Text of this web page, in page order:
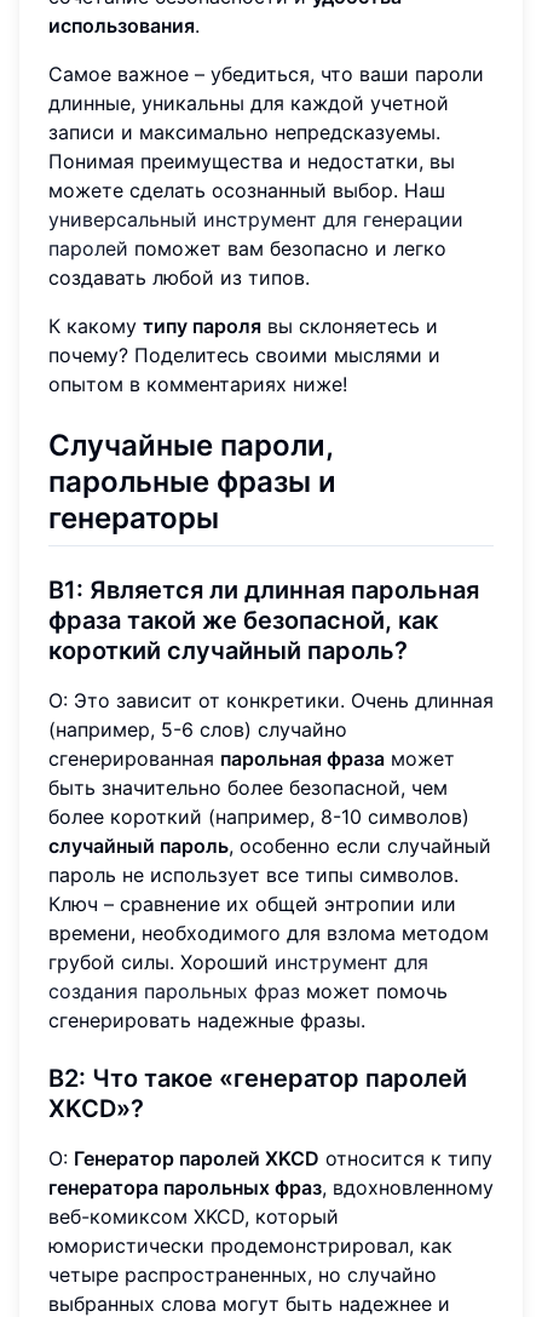
использования.
Самое важное – убедиться, что ваши пароли
длинные, уникальны для каждой учетной
записи и максимально непредсказуемы.
Понимая преимущества и недостатки, вы
можете сделать осознанный выбор. Наш
универсальный инструмент для генерации
паролей поможет вам безопасно и легко
создавать любой из типов.
К какому типу пароля вы склоняетесь и
почему? Поделитесь своими мыслями и
опытом в комментариях ниже!
Случайные пароли,
парольные фразы и
генераторы
В1: Является ли длинная парольная
фраза такой же безопасной, как
короткий случайный пароль?
О: Это зависит от конкретики. Очень длинная
(например, 5-6 слов) случайно
сгенерированная парольная фраза может
быть значительно более безопасной, чем
более короткий (например, 8-10 символов)
случайный пароль, особенно если случайный
пароль не использует все типы символов.
Ключ – сравнение их общей энтропии или
времени, необходимого для взлома методом
грубой силы. Хороший инструмент для
создания парольных фраз может помочь
сгенерировать надежные фразы.
В2: Что такое «генератор паролей
XKCD»?
О: Генератор паролей XKCD относится к типу
генератора парольных фраз, вдохновленному
веб-комиксом XKCD, который
юмористически продемонстрировал, как
четыре распространенных, но случайно
выбранных слова могут быть надежнее и